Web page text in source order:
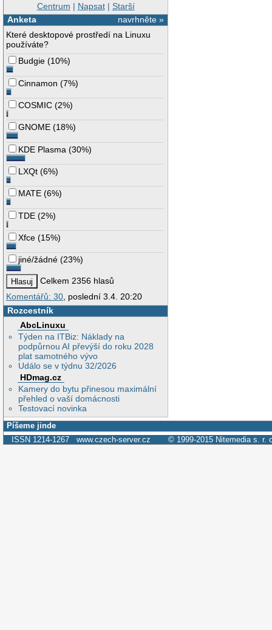
Centrum | Napsat| Starší
navrhněte »
Anketa
Které desktopové prostředí na Linuxu
používáte?
Budgie (10%)
Cinnamon (7%)
COSMIC (2%)
GNOME (18%)
KDE Plasma (30%)
LXQt (6%)
MATE (6%)
TDE (2%)
Xfce (15%)
jiné/žádné (23%)
Celkem 2356 hlasů
Komentářů: 30 , poslední 3.4. 20:20
Rozcestník
AbcLinuxu
Týden na ITBiz: Náklady na
podpůrnou AI převýší do roku 2028
plat samotného vývo
Událo se v týdnu 32/2026
HDmag.cz
Kamery do bytu přinesou maximální
přehled o vaší domácnosti
Testovací novinka
Píšeme jinde
ISSN 1214-1267 www.czech-server.cz © 1999-2015 Nitemedia s. r.